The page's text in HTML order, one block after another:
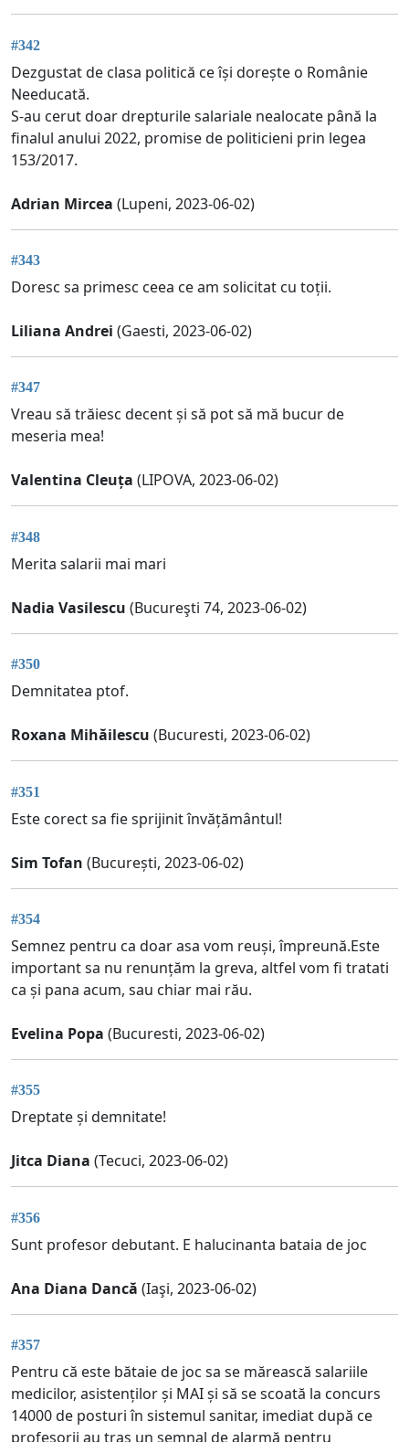
#342
Dezgustat de clasa politică ce își dorește o Românie
Needucată.
S-au cerut doar drepturile salariale nealocate până la
finalul anului 2022, promise de politicieni prin legea
153/2017.
Adrian Mircea (Lupeni, 2023-06-02)
#343
Doresc sa primesc ceea ce am solicitat cu toții.
Liliana Andrei (Gaesti, 2023-06-02)
#347
Vreau să trăiesc decent și să pot să mă bucur de
meseria mea!
Valentina Cleuța (LIPOVA, 2023-06-02)
#348
Merita salarii mai mari
Nadia Vasilescu (Bucureşti 74, 2023-06-02)
#350
Demnitatea ptof.
Roxana Mihăilescu (Bucuresti, 2023-06-02)
#351
Este corect sa fie sprijinit învățământul!
Sim Tofan (București, 2023-06-02)
#354
Semnez pentru ca doar asa vom reuși, împreună.Este
important sa nu renunțăm la greva, altfel vom fi tratati
ca și pana acum, sau chiar mai rău.
Evelina Popa (Bucuresti, 2023-06-02)
#355
Dreptate și demnitate!
Jitca Diana (Tecuci, 2023-06-02)
#356
Sunt profesor debutant. E halucinanta bataia de joc
Ana Diana Dancă (Iaşi, 2023-06-02)
#357
Pentru că este bătaie de joc sa se mărească salariile
medicilor, asistenților și MAI și să se scoată la concurs
14000 de posturi în sistemul sanitar, imediat după ce
profesorii au tras un semnal de alarmă pentru